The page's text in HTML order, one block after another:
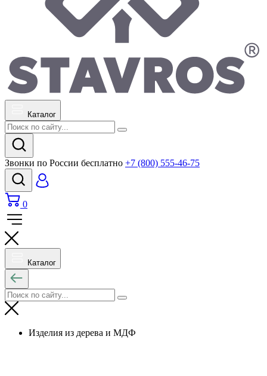
Каталог
Звонки по России бесплатно +7 (800) 555-46-75
0
Каталог
Изделия из дерева и МДФ